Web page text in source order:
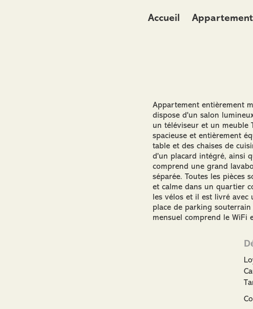
Accueil
Appartement entièrement
dispose d'un salon
un téléviseur et un meuble
spacieuse et entièrement
table et des chaises de
d'un placard intégré, ainsi
comprend une grand
séparée. Toutes les pièces
et calme dans un quartier
les vélos et il est livré
place de parking
mensuel comprend le WiFi